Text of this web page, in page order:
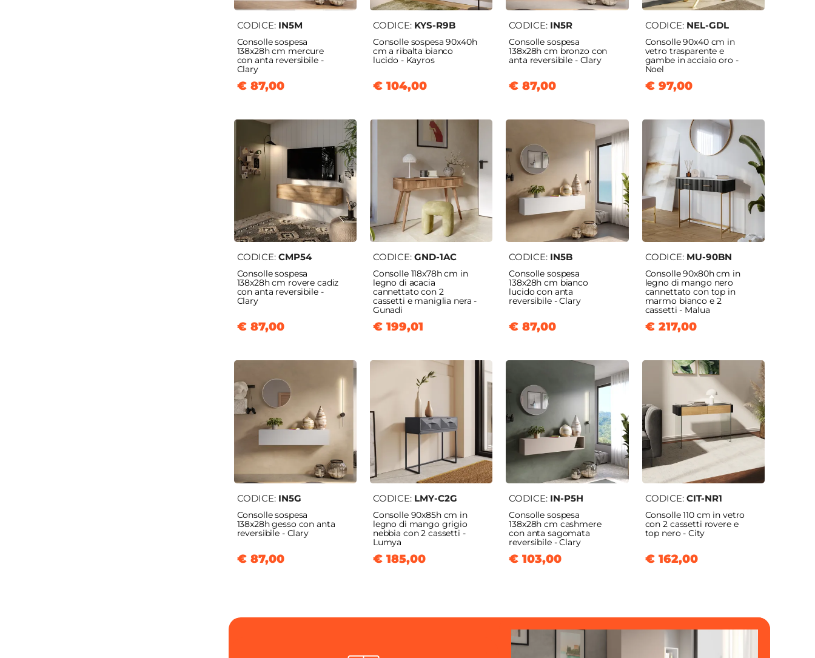
CODICE: IN5M
Consolle sospesa
138x28h cm mercure
con anta reversibile -
Clary
€ 87,00
CODICE: KYS-R9B
Consolle sospesa 90x40h
cm a ribalta bianco
lucido - Kayros
€ 104,00
CODICE: IN5R
Consolle sospesa
138x28h cm bronzo con
anta reversibile - Clary
€ 87,00
CODICE: NEL-GDL
Consolle 90x40 cm in
vetro trasparente e
gambe in acciaio oro -
Noel
€ 97,00
CODICE: CMP54
Consolle sospesa
138x28h cm rovere cadiz
con anta reversibile -
Clary
€ 87,00
CODICE: GND-1AC
Consolle 118x78h cm in
legno di acacia
cannettato con 2
cassetti e maniglia nera -
Gunadi
€ 199,01
CODICE: IN5B
Consolle sospesa
138x28h cm bianco
lucido con anta
reversibile - Clary
€ 87,00
CODICE: MU-90BN
Consolle 90x80h cm in
legno di mango nero
cannettato con top in
marmo bianco e 2
cassetti - Malua
€ 217,00
CODICE: IN5G
Consolle sospesa
138x28h gesso con anta
reversibile - Clary
€ 87,00
CODICE: LMY-C2G
Consolle 90x85h cm in
legno di mango grigio
nebbia con 2 cassetti -
Lumya
€ 185,00
CODICE: IN-P5H
Consolle sospesa
138x28h cm cashmere
con anta sagomata
reversibile - Clary
€ 103,00
CODICE: CIT-NR1
Consolle 110 cm in vetro
con 2 cassetti rovere e
top nero - City
€ 162,00